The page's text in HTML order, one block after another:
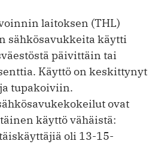
laitoksen (THL)
sähkösavukkeita käytti
päivittäin tai
Käyttö on keskittynyt
tupakoiviin.
ovat
käyttö vähäistä:
oli 13-15-